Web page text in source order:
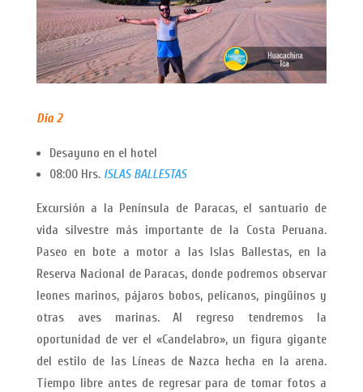
Dia 2
Desayuno en el hotel
08:00 Hrs. ISLAS BALLESTAS
Excursión a la Península de Paracas, el santuario de
vida silvestre más importante de la Costa Peruana.
Paseo en bote a motor a las Islas Ballestas, en la
Reserva Nacional de Paracas, donde podremos observar
leones marinos, pájaros bobos, pelícanos, pingüinos y
otras aves marinas. Al regreso tendremos la
oportunidad de ver el «Candelabro», un figura gigante
del estilo de las Líneas de Nazca hecha en la arena.
Tiempo libre antes de regresar para de tomar fotos a